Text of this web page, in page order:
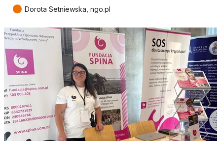
● Dorota Setniewska, ngo.pl